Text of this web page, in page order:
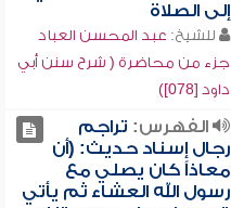
إلى الصلاة
للشيخ: عبد المحسن العباد
جزء من محاضرة ( شرح سنن أبي
داود [078])
الفهرس: تراجم
رجال إسناد حديث: (أن
معاذاً كان يصلي مع
رسول الله العشاء ثم يأتي